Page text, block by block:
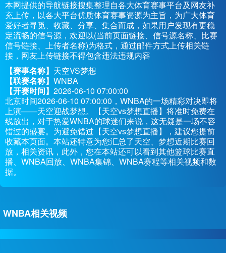
本网提供的导航链接搜集整理自各大体育赛事平台及网友补
充上传，以各大平台优质体育赛事资源为主旨，为广大体育
爱好者寻觅、收藏、分享、集合而成，如果用户发现有更稳
定流畅的信号源，欢迎以(当前页面链接、信号源名称、比赛
信号链接、上传者名称)为格式，通过邮件方式上传相关链
接，网友上传链接不得包含违法违规内容
【赛事名称】 天空VS梦想
【联赛名称】 WNBA
【开赛时间】 2026-06-10 07:00:00
北京时间2026-06-10 07:00:00，WNBA的一场精彩对决即将
上演——天空迎战梦想。【天空vs梦想直播】将准时免费在
线放出，对于热爱WNBA的球迷们来说，这无疑是一场不容
错过的盛宴。为避免错过【天空vs梦想直播】，建议您提前
收藏本页面。本站还特意为您汇总了天空、梦想近期比赛回
放，相关资讯，此外，您在本站还可以看到其他篮球比赛直
播、WNBA回放、WNBA集锦、WNBA赛程等相关视频和数
据。
WNBA相关视频